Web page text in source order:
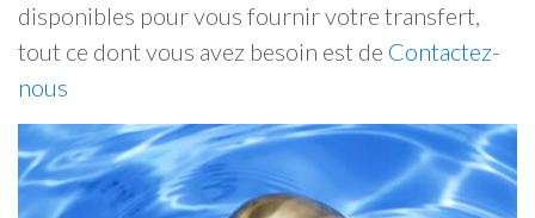
disponibles pour vous fournir votre transfert,
tout ce dont vous avez besoin est de Contactez-
nous